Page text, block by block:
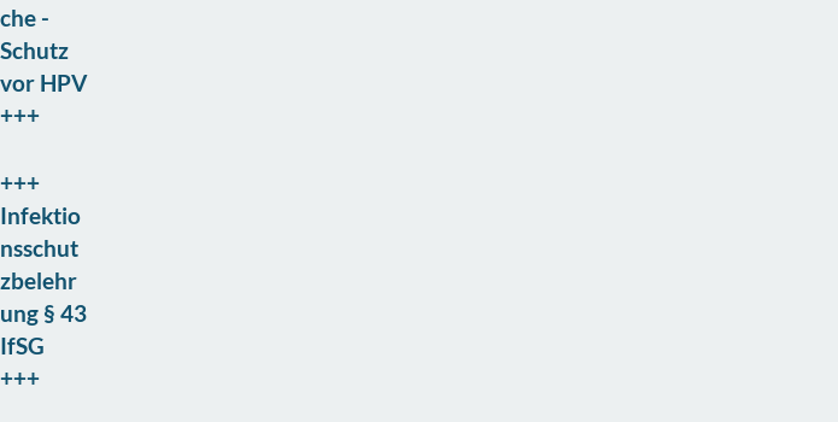
che -
Schutz
vor HPV
+++
+++
Infektio
nsschut
zbelehr
ung § 43
IfSG
+++